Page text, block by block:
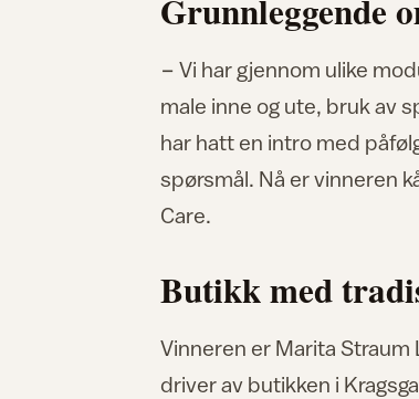
Grunnleggende
− Vi har gjennom ulike
male inne og ute, bruk av
har hatt en intro med
spørsmål. Nå er vinneren
Care.
Butikk med
Vinneren er Marita Straum
driver av butikken i